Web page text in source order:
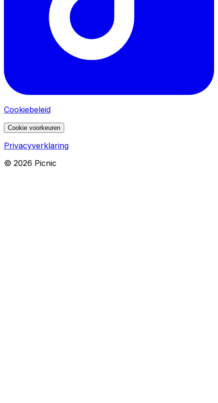
Cookiebeleid
Cookie voorkeuren
Privacyverklaring
© 2026 Picnic